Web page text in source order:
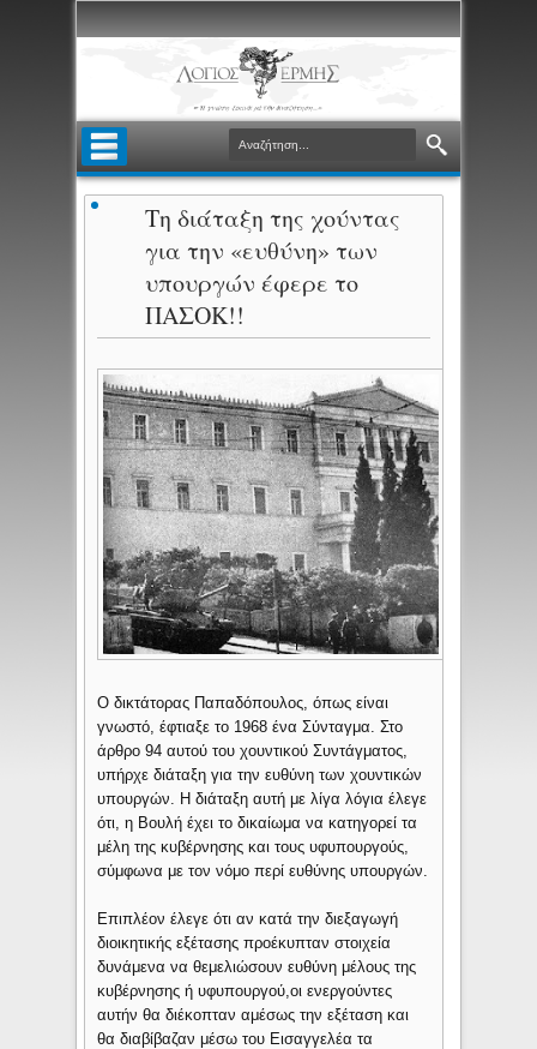
Τη διάταξη της χούντας
για την «ευθύνη» των
υπουργών έφερε το
ΠΑΣΟΚ!!
Ο δικτάτορας Παπαδόπουλος, όπως είναι
γνωστό, έφτιαξε το 1968 ένα Σύνταγμα. Στο
άρθρο 94 αυτού του χουντικού Συντάγματος,
υπήρχε διάταξη για την ευθύνη των χουντικών
υπουργών. Η διάταξη αυτή με λίγα λόγια έλεγε
ότι, η Βουλή έχει το δικαίωμα να κατηγορεί τα
μέλη της κυβέρνησης και τους υφυπουργούς,
σύμφωνα με τον νόμο περί ευθύνης υπουργών.
Επιπλέον έλεγε ότι αν κατά την διεξαγωγή
διοικητικής εξέτασης προέκυπταν στοιχεία
δυνάμενα να θεμελιώσουν ευθύνη μέλους της
κυβέρνησης ή υφυπουργού,οι ενεργούντες
αυτήν θα διέκοπταν αμέσως την εξέταση και
θα διαβίβαζαν μέσω του Εισαγγελέα τα